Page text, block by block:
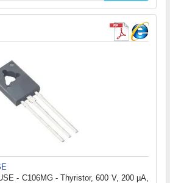
- C106MG - Thyristor, 600 V, 200 µA,